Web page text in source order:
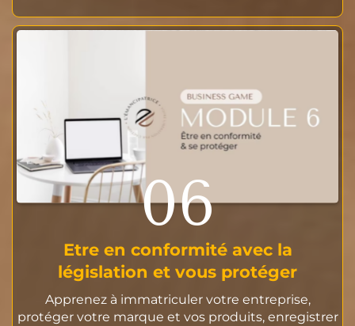
06
Etre en conformité avec la
législation et vous protéger
Apprenez à immatriculer votre entreprise,
protéger votre marque et vos produits, enregistrer